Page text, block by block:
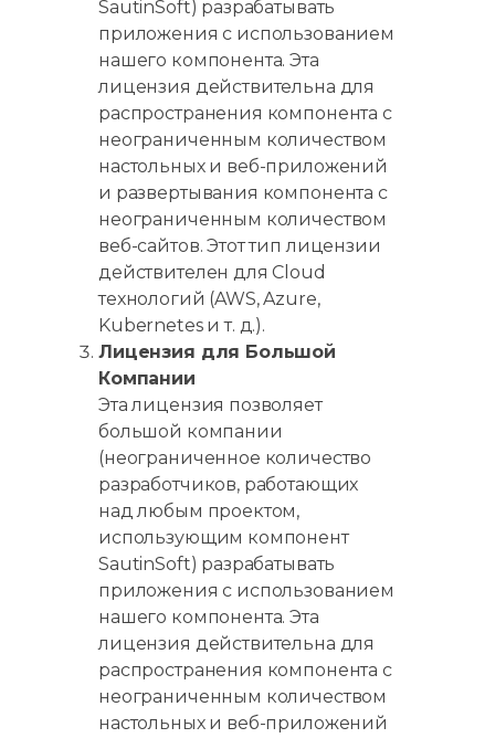
SautinSoft) разрабатывать
приложения с использованием
нашего компонента. Эта
лицензия действительна для
распространения компонента с
неограниченным количеством
настольных и веб-приложений
и развертывания компонента с
неограниченным количеством
веб-сайтов. Этот тип лицензии
действителен для Cloud
технологий (AWS, Azure,
Kubernetes и т. д.).
Лицензия для Большой
Компании
Эта лицензия позволяет
большой компании
(неограниченное количество
разработчиков, работающих
над любым проектом,
использующим компонент
SautinSoft) разрабатывать
приложения с использованием
нашего компонента. Эта
лицензия действительна для
распространения компонента с
неограниченным количеством
настольных и веб-приложений